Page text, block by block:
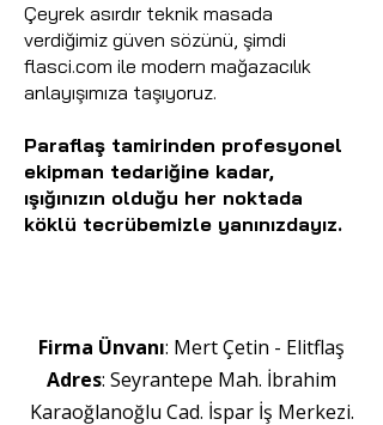
Çeyrek asırdır teknik masada
verdiğimiz güven sözünü, şimdi
flasci.com ile modern mağazacılık
anlayışımıza taşıyoruz.
Paraflaş tamirinden profesyonel
ekipman tedariğine kadar,
ışığınızın olduğu her noktada
köklü tecrübemizle yanınızdayız.
Firma Ünvanı: Mert Çetin - Elitflaş
Adres: Seyrantepe Mah. İbrahim
Karaoğlanoğlu Cad. İspar İş Merkezi.